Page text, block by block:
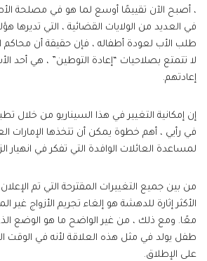
، أصبح الآن تقييمًا أوسع لما هو في مصلحة
في العديد من الولايات القضائية ، التي تديرها
طلب الأب لعودة أطفاله ، فإن حقيقة أن محاكم
لا تتمتع بصلاحيات “إعادة التوطين” ، هي أحد
إعادتهم.
إن إمكانية التغيير في هذا السيناريو من خلال
في رأيي ، أهم خطوة يمكن أن تتخذها الإمارات
لمساعدة العائلات الوافدة التي تفكر في انهيار
من بين جميع التغييرات المقترحة التي تم الإعلان
الأكثر إثارة للدهشة هو إلغاء تجريم الأزواج غير
معًا. ومع ذلك ، من غير الواضح ما هو الوضع
طفل يولد في مثل هذه العلاقة لأنه في الوقت
على الإطلاق.